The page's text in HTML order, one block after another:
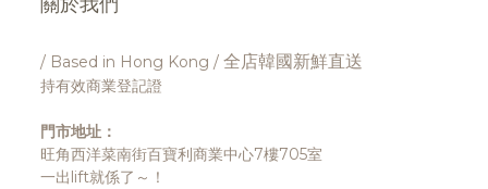
/ Based in Hong Kong / 全店韓國新鮮直送
持有效商業登記證
門市地址：
旺角西洋菜南街百寶利商業中心7樓705室
一出lift就係了～！